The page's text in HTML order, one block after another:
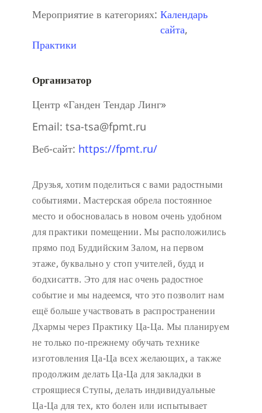
Мероприятие в категориях: Календарь
сайта,
Практики
Организатор
Центр «Ганден Тендар Линг»
Email: tsa-tsa@fpmt.ru
Веб-сайт: https://fpmt.ru/
Друзья, хотим поделиться с вами радостными
событиями. Мастерская обрела постоянное
место и обосновалась в новом очень удобном
для практики помещении. Мы расположились
прямо под Буддийским Залом, на первом
этаже, буквально у стоп учителей, будд и
бодхисаттв. Это для нас очень радостное
событие и мы надеемся, что это позволит нам
ещё больше участвовать в распространении
Дхармы через Практику Ца-Ца. Мы планируем
не только по-прежнему обучать технике
изготовления Ца-Ца всех желающих, а также
продолжим делать Ца-Ца для закладки в
строящиеся Ступы, делать индивидуальные
Ца-Ца для тех, кто болен или испытывает